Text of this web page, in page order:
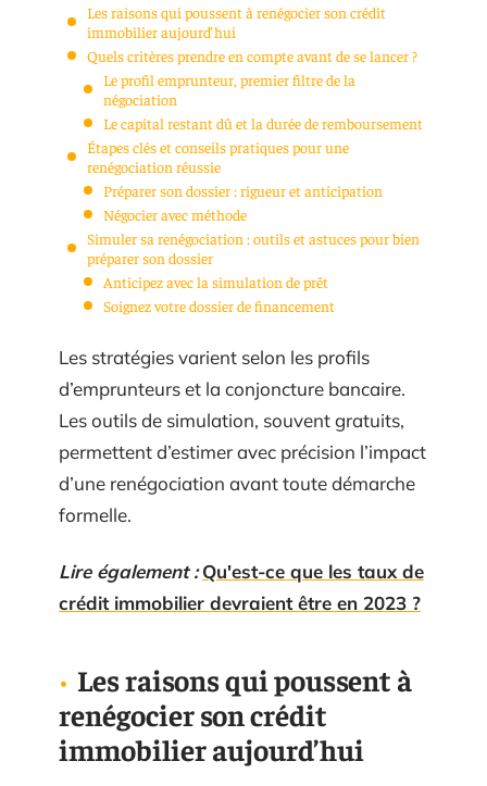
Les raisons qui poussent à renégocier son crédit
immobilier aujourd’hui
Quels critères prendre en compte avant de se lancer ?
Le profil emprunteur, premier filtre de la
négociation
Le capital restant dû et la durée de remboursement
Étapes clés et conseils pratiques pour une
renégociation réussie
Préparer son dossier : rigueur et anticipation
Négocier avec méthode
Simuler sa renégociation : outils et astuces pour bien
préparer son dossier
Anticipez avec la simulation de prêt
Soignez votre dossier de financement
Les stratégies varient selon les profils
d’emprunteurs et la conjoncture bancaire.
Les outils de simulation, souvent gratuits,
permettent d’estimer avec précision l’impact
d’une renégociation avant toute démarche
formelle.
Lire également : Qu'est-ce que les taux de
crédit immobilier devraient être en 2023 ?
Les raisons qui poussent à
renégocier son crédit
immobilier aujourd’hui